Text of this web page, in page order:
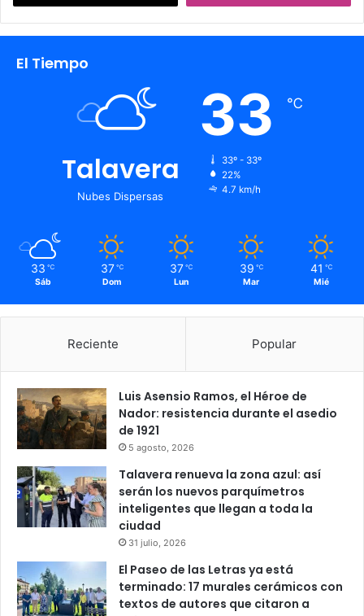
El Tiempo
Talavera
Nubes Dispersas
33 ℃
33º - 33º
22%
4.7 km/h
33 ℃
Sáb
37 ℃
Dom
37 ℃
Lun
39 ℃
Mar
41 ℃
Mié
Reciente Popular
Luis Asensio Ramos, el Héroe de
Nador: resistencia durante el asedio
de 1921
5 agosto, 2026
Talavera renueva la zona azul: así
serán los nuevos parquímetros
inteligentes que llegan a toda la
ciudad
31 julio, 2026
El Paseo de las Letras ya está
terminado: 17 murales cerámicos con
textos de autores que citaron a